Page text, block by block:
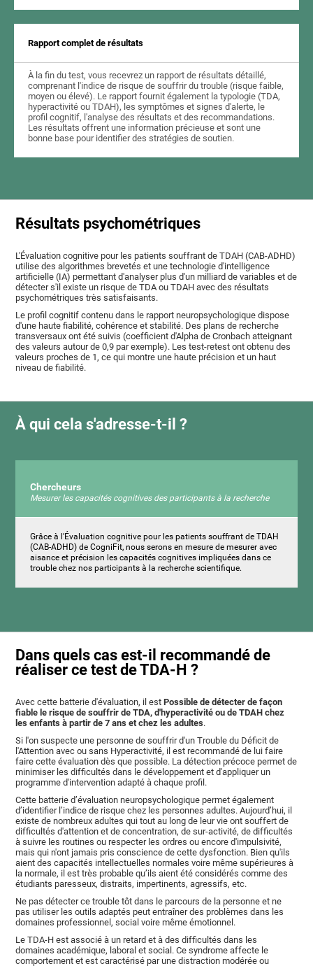
Rapport complet de résultats
À la fin du test, vous recevrez un rapport de résultats détaillé,
comprenant l'indice de risque de souffrir du trouble (risque faible,
moyen ou élevé). Le rapport fournit également la typologie (TDA,
hyperactivité ou TDAH), les symptômes et signes d'alerte, le
profil cognitif, l'analyse des résultats et des recommandations.
Les résultats offrent une information précieuse et sont une
bonne base pour identifier des stratégies de soutien.
Résultats psychométriques
L'Évaluation cognitive pour les patients souffrant de TDAH (CAB-ADHD)
utilise des algorithmes brevetés et une technologie d'intelligence
artificielle (IA) permettant d'analyser plus d'un milliard de variables et de
détecter s'il existe un risque de TDA ou TDAH avec des résultats
psychométriques très satisfaisants.
Le profil cognitif contenu dans le rapport neuropsychologique dispose
d'une haute fiabilité, cohérence et stabilité. Des plans de recherche
transversaux ont été suivis (coefficient d'Alpha de Cronbach atteignant
des valeurs autour de 0,9 par exemple). Les test-retest ont obtenu des
valeurs proches de 1, ce qui montre une haute précision et un haut
niveau de fiabilité.
À qui cela s'adresse-t-il ?
Chercheurs
Mesurer les capacités cognitives des participants à la recherche
Grâce à l'Évaluation cognitive pour les patients souffrant de TDAH
(CAB-ADHD) de CogniFit, nous serons en mesure de mesurer avec
aisance et précision les capacités cognitives impliquées dans ce
trouble chez nos participants à la recherche scientifique.
Dans quels cas est-il recommandé de
réaliser ce test de TDA-H ?
Avec cette batterie d'évaluation, il estPossible de détecter de façon
fiable le risque de souffrir de TDA, d'hyperactivité ou de TDAH chez
les enfants à partir de 7 ans et chez les adultes.
Si l'on suspecte une personne de souffrir d'un Trouble du Déficit de
l'Attention avec ou sans Hyperactivité, il est recommandé de lui faire
faire cette évaluation dès que possible. La détection précoce permet de
minimiser les difficultés dans le développement et d'appliquer un
programme d'intervention adapté à chaque profil.
Cette batterie d’évaluation neuropsychologique permet également
d’identifier l’indice de risque chez les personnes adultes. Aujourd’hui, il
existe de nombreux adultes qui tout au long de leur vie ont souffert de
difficultés d'attention et de concentration, de sur-activité, de difficultés
à suivre les routines ou respecter les ordres ou encore d'impulsivité,
mais qui n'ont jamais pris conscience de cette dysfonction. Bien qu'ils
aient des capacités intellectuelles normales voire même supérieures à
la normale, il est très probable qu’ils aient été considérés comme des
étudiants paresseux, distraits, impertinents, agressifs, etc.
Ne pas détecter ce trouble tôt dans le parcours de la personne et ne
pas utiliser les outils adaptés peut entraîner des problèmes dans les
domaines professionnel, social voire même émotionnel.
Le TDA-H est associé à un retard et à des difficultés dans les
domaines académique, laboral et social. Ce syndrome affecte le
comportement et est caractérisé par une distraction modérée ou